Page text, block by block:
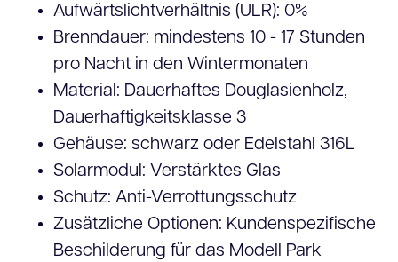
Aufwärtslichtverhältnis (ULR): 0%
Brenndauer: mindestens 10 - 17 Stunden
pro Nacht in den Wintermonaten
Material: Dauerhaftes Douglasienholz,
Dauerhaftigkeitsklasse 3
Gehäuse: schwarz oder Edelstahl 316L
Solarmodul: Verstärktes Glas
Schutz: Anti-Verrottungsschutz
Zusätzliche Optionen: Kundenspezifische
Beschilderung für das Modell Park